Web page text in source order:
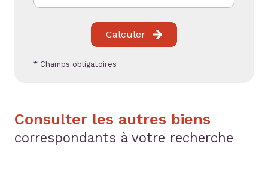
Calculer
* Champs obligatoires
Consulter les autres biens
correspondants à votre recherche